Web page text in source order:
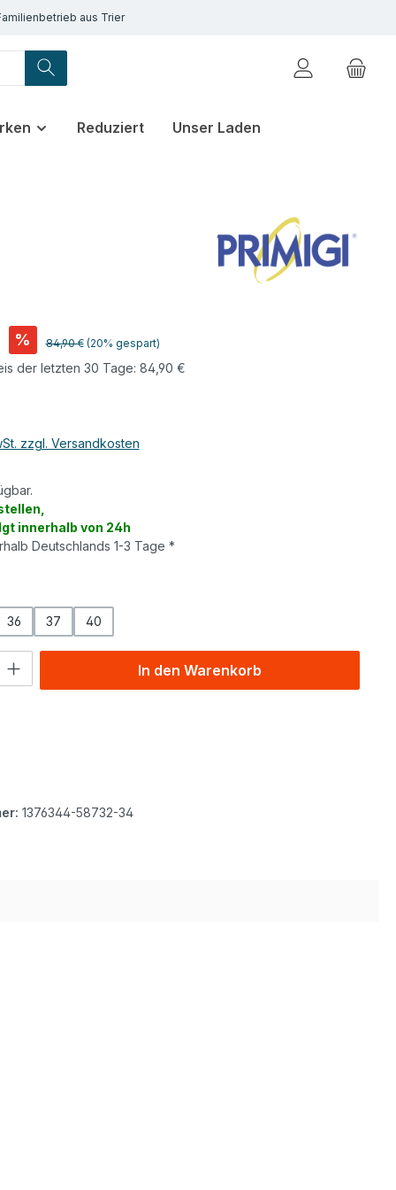
aus Trier
Reduziert Unser Laden
% Regulärer Preis:
84,90 € (20% gespart)
der letzten 30 Tage: 84,90 €
zzgl. Versandkosten
innerhalb von 24h
Deutschlands 1-3 Tage *
36 37 40
Gib den gewünschten Wert ein oder benutze die Schaltflächen
In den Warenkorb
1376344-58732-34